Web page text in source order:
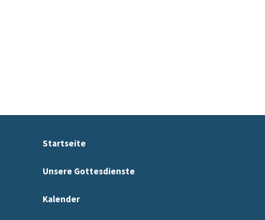
Startseite
Unsere Gottesdienste
Kalender